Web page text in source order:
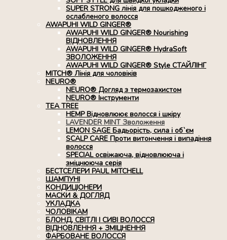
SUPER STRONG лінія для пошкодженого і
ослабленого волосся
AWAPUHI WILD GINGER®
AWAPUHI WILD GINGER® Nourishing
ВІДНОВЛЕННЯ
AWAPUHI WILD GINGER® HydraSoft
ЗВОЛОЖЕННЯ
AWAPUHI WILD GINGER® Style СТАЙЛІНГ
MITCH® Лінія для чоловіків
NEURO®
NEURO® Догляд з термозахистом
NEURO® Інструменти
TEA TREE
HEMP Відновлюює волосся і шкіру
LAVENDER MINT Зволоження
LEMON SAGE Бадьорість, сила і об`єм
SCALP CARE Проти витончення і випадіння
волосся
SPECIAL освіжаюча, відновлююча і
зміцнююча серія
БЕСТСЕЛЕРИ PAUL MITCHELL
ШАМПУНІ
КОНДИЦІОНЕРИ
МАСКИ & ДОГЛЯД
УКЛАДКА
ЧОЛОВІКАМ
БЛОНД, СВІТЛІ І СИВІ ВОЛОССЯ
ВІДНОВЛЕННЯ + ЗМІЦНЕННЯ
ФАРБОВАНЕ ВОЛОССЯ